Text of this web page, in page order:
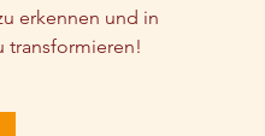
erkennen und in